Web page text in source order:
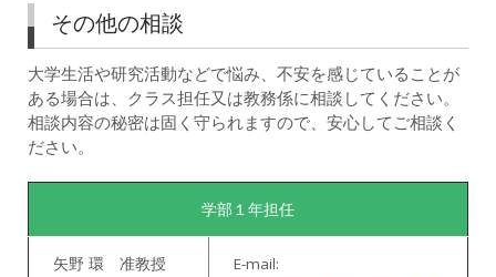
その他の相談
大学生活や研究活動などで悩み、不安を感じていることが
ある場合は、クラス担任又は教務係に相談してください。
相談内容の秘密は固く守られますので、安心してご相談く
ださい。
学部１年担任
矢野 環 准教授
E-mail: